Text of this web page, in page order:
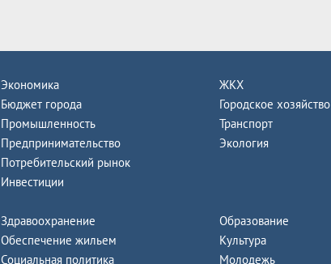
Экономика
Бюджет города
Промышленность
Предпринимательство
Потребительский рынок
Инвестиции
ЖКХ
Городское хозяйство
Транспорт
Экология
Здравоохранение
Обеспечение жильем
Социальная политика
Образование
Культура
Молодежь